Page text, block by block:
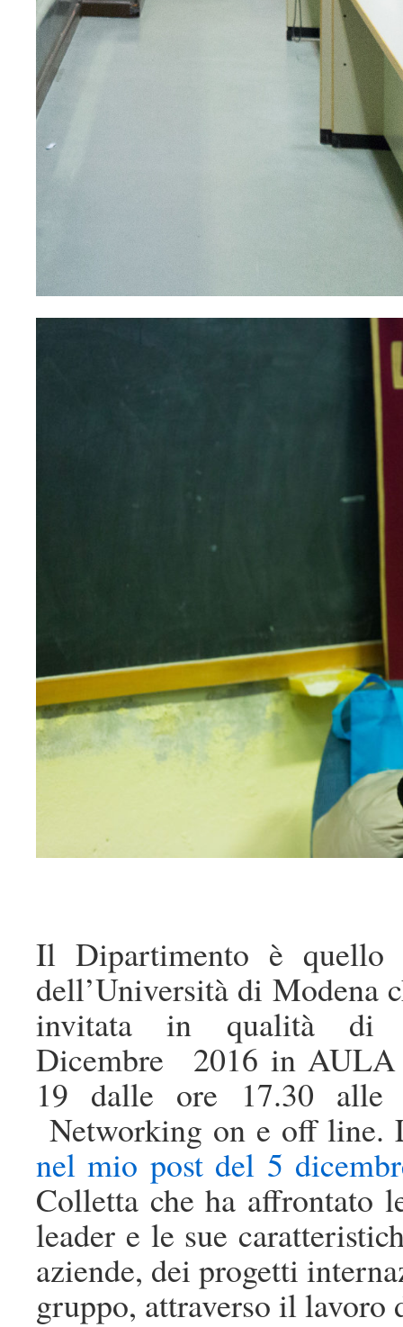
Il Dipartimento è
dell’Università di Modena
invitata in qualità di
Dicembre 2016 in AULA
19 dalle ore 17.30
Networking on e off line.
nel mio post del 5
Colletta che ha affrontato
leader e le sue
aziende, dei progetti
gruppo, attraverso il lavoro